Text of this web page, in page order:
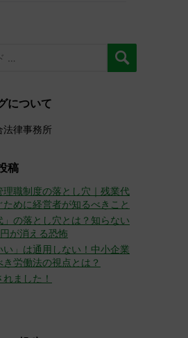
について
法律事務所
稿
理職制度の落とし穴｜残業代
ために経営者が知るべきこと
」の落とし穴とは？知らない
が消える恐怖
い」は通用しない！中小企業
労働法の視点とは？
ました！